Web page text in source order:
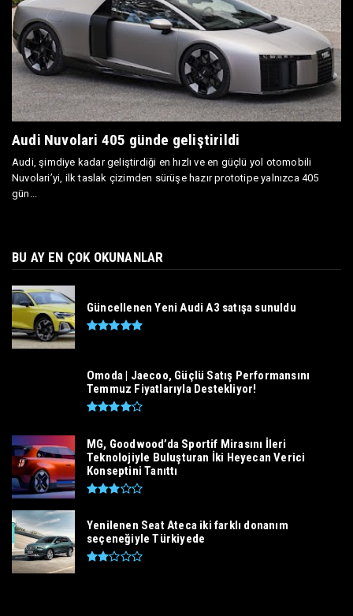
Audi Nuvolari 405 günde geliştirildi
Audi, şimdiye kadar geliştirdiği en hızlı ve en güçlü yol otomobili
Nuvolari’yi, ilk taslak çizimden sürüşe hazır prototipe yalnızca 405
gün...
BU AY EN ÇOK OKUNANLAR
Güncellenen Yeni Audi A3 satışa sunuldu
Omoda | Jaecoo, Güçlü Satış Performansını
Temmuz Fiyatlarıyla Destekliyor!
MG, Goodwood’da Sportif Mirasını İleri
Teknolojiyle Buluşturan İki Heyecan Verici
Konseptini Tanıttı
Yenilenen Seat Ateca iki farklı donanım
seçeneğiyle Türkiyede